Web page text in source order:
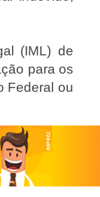
(IML) de
para os
Federal ou